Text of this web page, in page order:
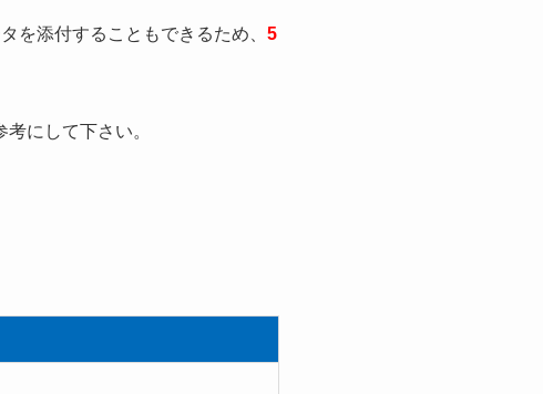
を添付することもできるため、 5
にして下さい。